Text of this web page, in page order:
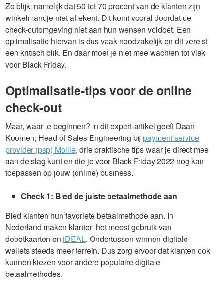
Zo blijkt namelijk dat 50 tot 70 procent van de klanten zijn
winkelmandje niet afrekent. Dit komt vooral doordat de
check-outomgeving niet aan hun wensen voldoet. Een
optimalisatie hiervan is dus vaak noodzakelijk en dit vereist
een kritisch blik. En daar moet je niet mee wachten tot vlak
voor Black Friday.
Optimalisatie-tips voor de online
check-out
Maar, waar te beginnen? In dit expert-artikel geeft Daan
Koomen, Head of Sales Engineering bijpayment service
provider (psp) Mollie, drie praktische tips waar je direct mee
aan de slag kunt en die je voor Black Friday 2022 nog kan
toepassen op jouw (online) business.
Check 1: Bied de juiste betaalmethode aan
Bied klanten hun favoriete betaalmethode aan. In
Nederland maken klanten het meest gebruik van
debetkaarten en iDEAL. Ondertussen winnen digitale
wallets steeds meer terrein. Dus zorg ervoor dat klanten ook
kunnen kiezen voor andere populaire digitale
betaalmethodes.